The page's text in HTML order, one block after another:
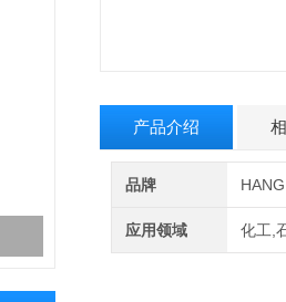
产品介绍
品牌
应用领域 化工,